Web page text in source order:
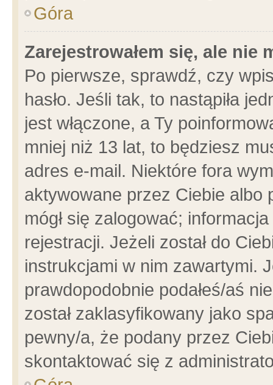
Góra
Zarejestrowałem się, ale nie
Po pierwsze, sprawdź, czy
hasło. Jeśli tak, to nastąpiła
jest włączone, a Ty
mniej niż 13 lat, to będziesz
adres e-mail. Niektóre fora
aktywowane przez Ciebie albo
mógł się zalogować;
rejestracji. Jeżeli został do
instrukcjami w nim zawartymi.
prawdopodobnie podałeś/aś
został zaklasyfikowany jako
pewny/a, że podany przez
skontaktować się z